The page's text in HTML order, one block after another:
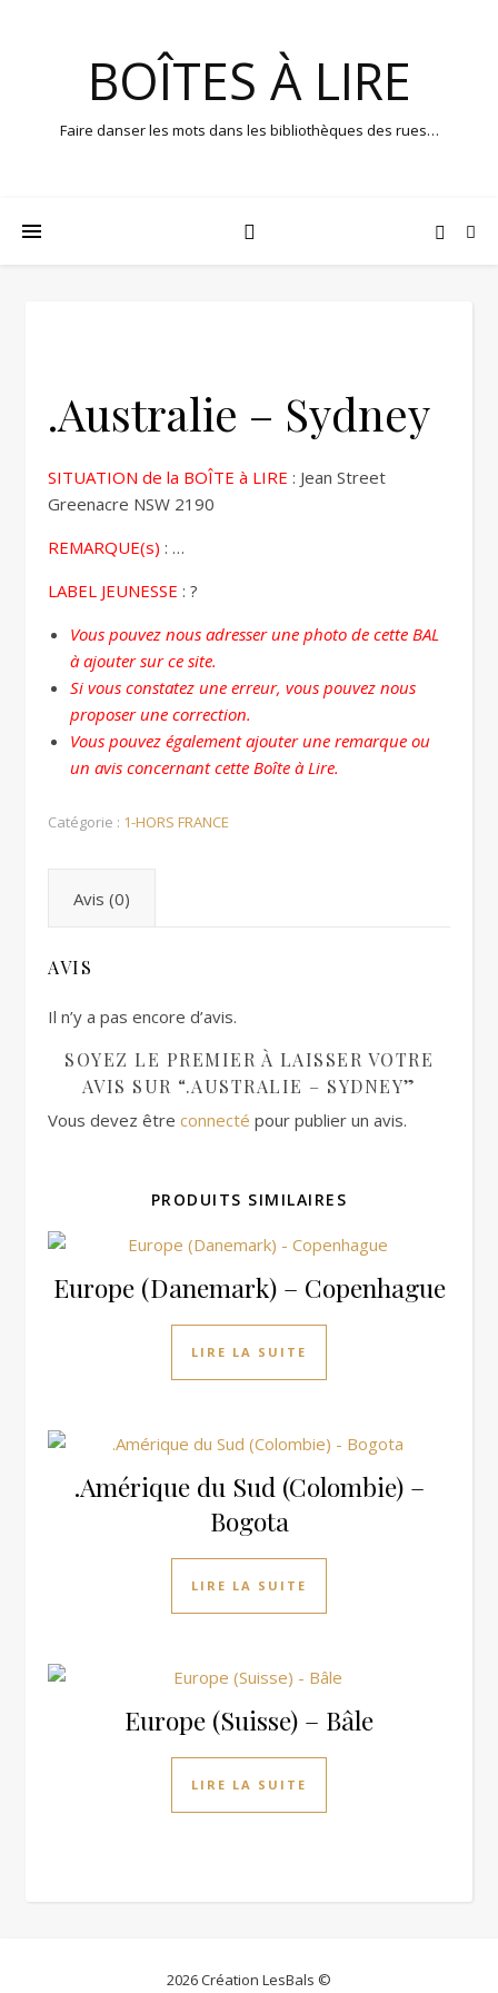
BOÎTES À LIRE
Faire danser les mots dans les bibliothèques des rues…
.Australie – Sydney
SITUATION de la BOÎTE à LIRE : Jean Street
Greenacre NSW 2190
REMARQUE(s) : …
LABEL JEUNESSE : ?
Vous pouvez nous adresser une photo de cette BAL
à ajouter sur ce site.
Si vous constatez une erreur, vous pouvez nous
proposer une correction.
Vous pouvez également ajouter une remarque ou
un avis concernant cette Boîte à Lire.
Catégorie : 1-HORS FRANCE
Avis (0)
AVIS
Il n’y a pas encore d’avis.
SOYEZ LE PREMIER À LAISSER VOTRE
AVIS SUR “.AUSTRALIE – SYDNEY”
Vous devez être connecté pour publier un avis.
PRODUITS SIMILAIRES
Europe (Danemark) – Copenhague
LIRE LA SUITE
.Amérique du Sud (Colombie) –
Bogota
LIRE LA SUITE
Europe (Suisse) – Bâle
LIRE LA SUITE
2026 Création LesBals ©